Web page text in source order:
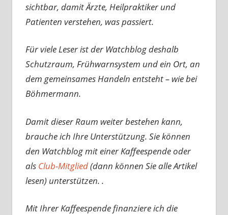
sichtbar, damit Ärzte, Heilpraktiker und
Patienten verstehen, was passiert.
Für viele Leser ist der Watchblog deshalb
Schutzraum, Frühwarnsystem und ein Ort, an
dem gemeinsames Handeln entsteht – wie bei
Böhmermann.
Damit dieser Raum weiter bestehen kann,
brauche ich Ihre Unterstützung. Sie können
den Watchblog mit einer Kaffeespende oder
als Club-Mitglied(dann können Sie alle Artikel
lesen) unterstützen. .
Mit Ihrer Kaffeespende finanziere ich die